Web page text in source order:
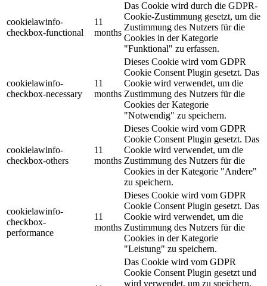
cookielawinfo-
checkbox-functional
11
months
Das Cookie wird durch die GDPR-
Cookie-Zustimmung gesetzt, um die
Zustimmung des Nutzers für die
Cookies in der Kategorie
"Funktional" zu erfassen.
cookielawinfo-
checkbox-necessary
11
months
Dieses Cookie wird vom GDPR
Cookie Consent Plugin gesetzt. Das
Cookie wird verwendet, um die
Zustimmung des Nutzers für die
Cookies der Kategorie
"Notwendig" zu speichern.
cookielawinfo-
checkbox-others
11
months
Dieses Cookie wird vom GDPR
Cookie Consent Plugin gesetzt. Das
Cookie wird verwendet, um die
Zustimmung des Nutzers für die
Cookies in der Kategorie "Andere"
zu speichern.
cookielawinfo-
checkbox-
performance
11
months
Dieses Cookie wird vom GDPR
Cookie Consent Plugin gesetzt. Das
Cookie wird verwendet, um die
Zustimmung des Nutzers für die
Cookies in der Kategorie
"Leistung" zu speichern.
Das Cookie wird vom GDPR
Cookie Consent Plugin gesetzt und
wird verwendet, um zu speichern,